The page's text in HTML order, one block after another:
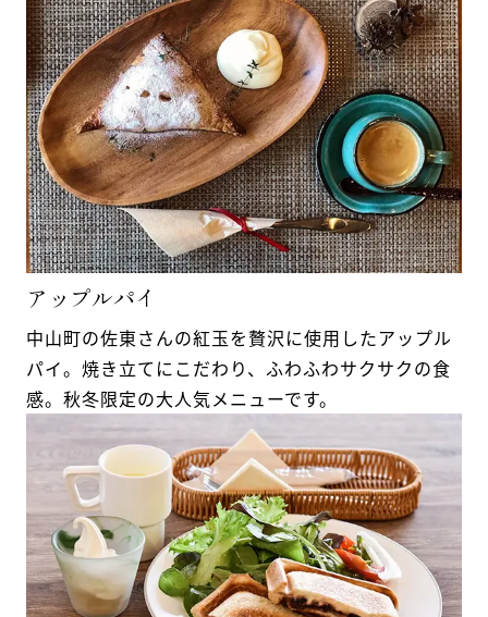
アップルパイ
中山町の佐東さんの紅玉を贅沢に使用したアップル
パイ。焼き立てにこだわり、ふわふわサクサクの食
感。秋冬限定の大人気メニューです。